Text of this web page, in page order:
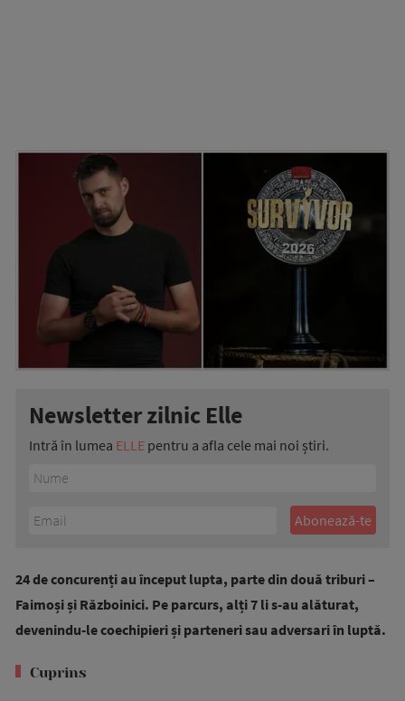
Newsletter zilnic Elle
Intră în lumea ELLE pentru a afla cele mai noi știri.
24 de concurenți au început lupta, parte din două triburi –
Faimoși și Războinici. Pe parcurs, alți 7 li s-au alăturat,
devenindu-le coechipieri și parteneri sau adversari în luptă.
Cuprins